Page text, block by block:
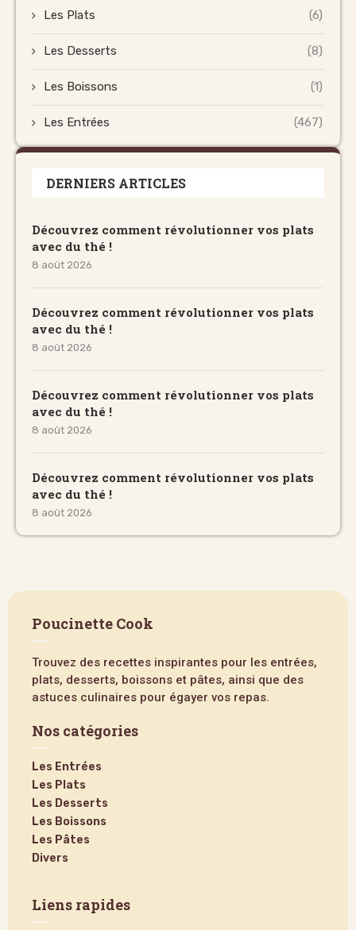
Les Plats (6)
Les Desserts (8)
Les Boissons (1)
Les Entrées (467)
DERNIERS ARTICLES
Découvrez comment révolutionner vos plats
avec du thé !
8 août 2026
Découvrez comment révolutionner vos plats
avec du thé !
8 août 2026
Découvrez comment révolutionner vos plats
avec du thé !
8 août 2026
Découvrez comment révolutionner vos plats
avec du thé !
8 août 2026
Poucinette Cook
Trouvez des recettes inspirantes pour les entrées,
plats, desserts, boissons et pâtes, ainsi que des
astuces culinaires pour égayer vos repas.
Nos catégories
Les Entrées
Les Plats
Les Desserts
Les Boissons
Les Pâtes
Divers
Liens rapides